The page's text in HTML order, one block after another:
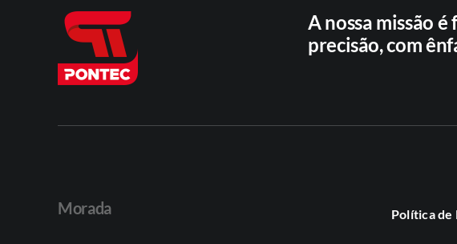
A nossa missão
precisão, com
Morada Política de